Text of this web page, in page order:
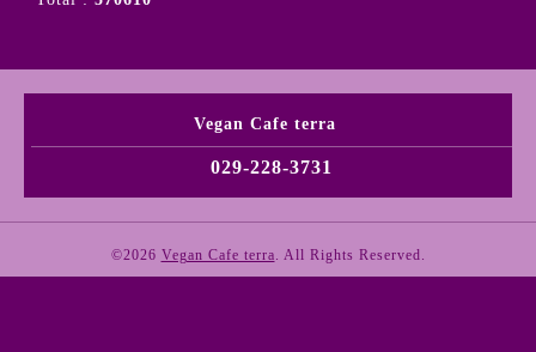
Vegan Cafe terra
029-228-3731
©2026 Vegan Cafe terra. All Rights Reserved.